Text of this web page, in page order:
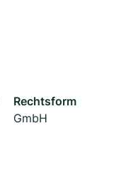
Rechtsform
GmbH